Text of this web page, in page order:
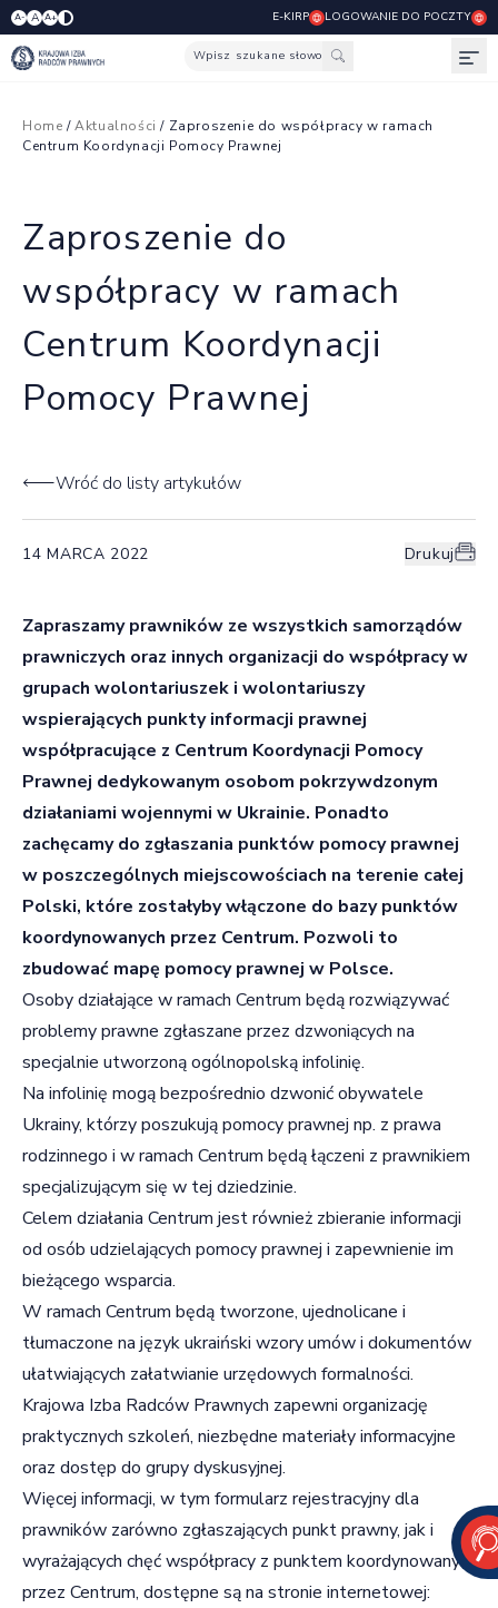
A- A A+ E-KIRP LOGOWANIE DO POCZTY
Wpisz szukane słowo
Home /Aktualności / Zaproszenie do współpracy w ramach
Centrum Koordynacji Pomocy Prawnej
Zaproszenie do
współpracy w ramach
Centrum Koordynacji
Pomocy Prawnej
Wróć do listy artykułów
14 MARCA 2022 Drukuj
Zapraszamy prawników ze wszystkich samorządów
prawniczych oraz innych organizacji do współpracy w
grupach wolontariuszek i wolontariuszy
wspierających punkty informacji prawnej
współpracujące z Centrum Koordynacji Pomocy
Prawnej dedykowanym osobom pokrzywdzonym
działaniami wojennymi w Ukrainie. Ponadto
zachęcamy do zgłaszania punktów pomocy prawnej
w poszczególnych miejscowościach na terenie całej
Polski, które zostałyby włączone do bazy punktów
koordynowanych przez Centrum. Pozwoli to
zbudować mapę pomocy prawnej w Polsce.
Osoby działające w ramach Centrum będą rozwiązywać
problemy prawne zgłaszane przez dzwoniących na
specjalnie utworzoną ogólnopolską infolinię.
Na infolinię mogą bezpośrednio dzwonić obywatele
Ukrainy, którzy poszukują pomocy prawnej np. z prawa
rodzinnego i w ramach Centrum będą łączeni z prawnikiem
specjalizującym się w tej dziedzinie.
Celem działania Centrum jest również zbieranie informacji
od osób udzielających pomocy prawnej i zapewnienie im
bieżącego wsparcia.
W ramach Centrum będą tworzone, ujednolicane i
tłumaczone na język ukraiński wzory umów i dokumentów
ułatwiających załatwianie urzędowych formalności.
Krajowa Izba Radców Prawnych zapewni organizację
praktycznych szkoleń, niezbędne materiały informacyjne
oraz dostęp do grupy dyskusyjnej.
Więcej informacji, w tym formularz rejestracyjny dla
prawników zarówno zgłaszających punkt prawny, jak i
wyrażających chęć współpracy z punktem koordynowanym
przez Centrum, dostępne są na stronie internetowej: